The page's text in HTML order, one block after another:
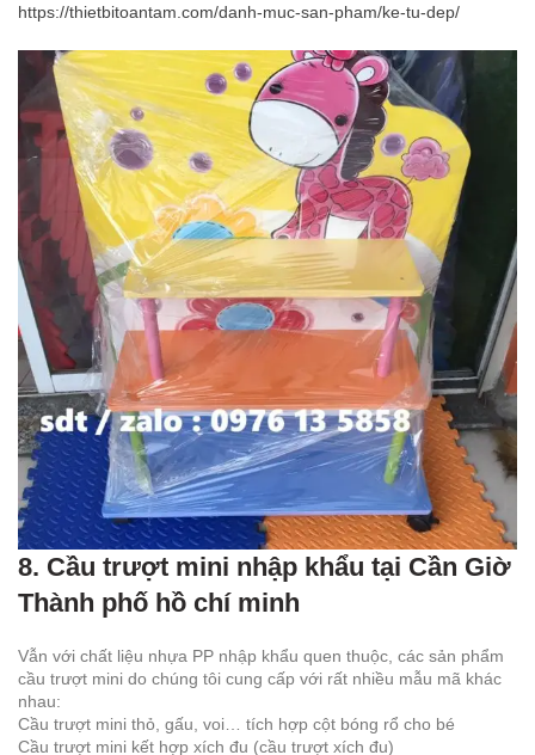
https://thietbitoantam.com/danh-muc-san-pham/ke-tu-dep/
8. Cầu trượt mini nhập khẩu tại Cần Giờ
Thành phố hồ chí minh
Vẫn với chất liệu nhựa PP nhập khẩu quen thuộc, các sản phẩm
cầu trượt mini do chúng tôi cung cấp với rất nhiều mẫu mã khác
nhau:
Cầu trượt mini thỏ, gấu, voi… tích hợp cột bóng rổ cho bé
Cầu trượt mini kết hợp xích đu (cầu trượt xích đu)